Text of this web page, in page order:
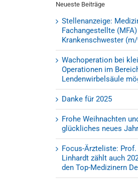
Neueste Beiträge
Stellenanzeige:
Fachangestellte
Krankenschwester
Wachoperation bei
Operationen im
Lendenwirbelsäule
Danke für 2025
Frohe Weihnachten
glückliches neues
Focus-Ärzteliste: Prof.
Linhardt zählt auch
den Top-Medizinern